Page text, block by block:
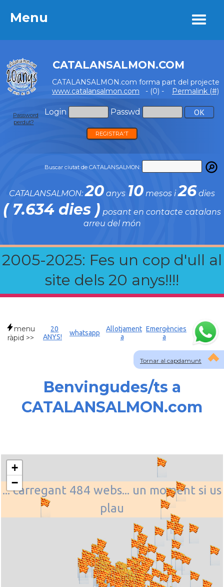
Menu
CATALANSALMON.COM
CATALANSALMON.com forma part del projecte
www.catalansalmon.com - (0) - Permalink (#)
Login Passwd
Password
perdut?
REGISTRA'T
Buscar ciutat de CATALANSALMON:
CATALANSALMON:20 anys 10 mesos i26 dies
( 7.634 dies ) posant en contacte catalans
arreu del món
2005-2025: Fes un cop d'ull al
site dels 20 anys!!!!
Menu
Tornar al capdamunt
menu
ràpid >>
20
ANYS!
whatsapp
Allotjament
a
Emergències
a
Benvingudes/ts a
CATALANSALMON.com
... carregant 484 webs... un moment si us
plau
+
−